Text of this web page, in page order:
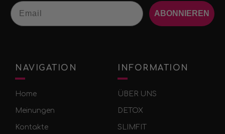
Email
ABONNIEREN
NAVIGATION
Home
Meinungen
Kontakte
INFORMATION
ÜBER UNS
DETOX
SLIMFIT